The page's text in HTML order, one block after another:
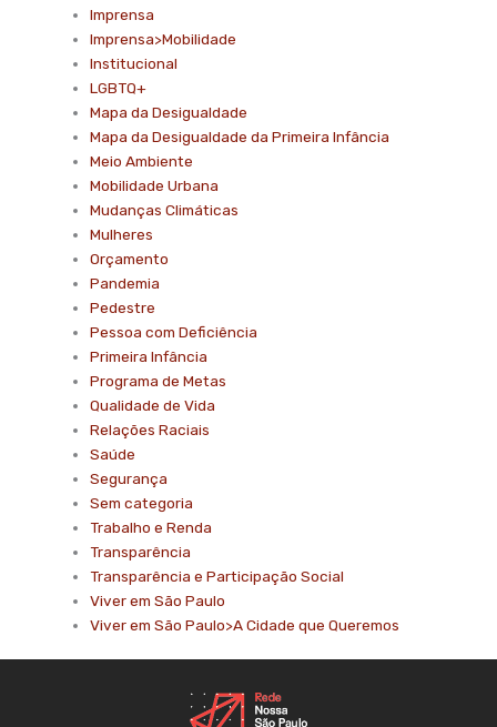
Imprensa
Imprensa>Mobilidade
Institucional
LGBTQ+
Mapa da Desigualdade
Mapa da Desigualdade da Primeira Infância
Meio Ambiente
Mobilidade Urbana
Mudanças Climáticas
Mulheres
Orçamento
Pandemia
Pedestre
Pessoa com Deficiência
Primeira Infância
Programa de Metas
Qualidade de Vida
Relações Raciais
Saúde
Segurança
Sem categoria
Trabalho e Renda
Transparência
Transparência e Participação Social
Viver em São Paulo
Viver em São Paulo>A Cidade que Queremos